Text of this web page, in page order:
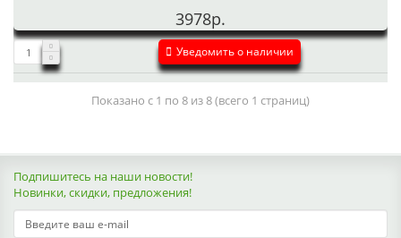
3978р.
Уведомить о наличии
Показано с 1 по 8 из 8 (всего 1 страниц)
Подпишитесь на наши новости!
Новинки, скидки, предложения!